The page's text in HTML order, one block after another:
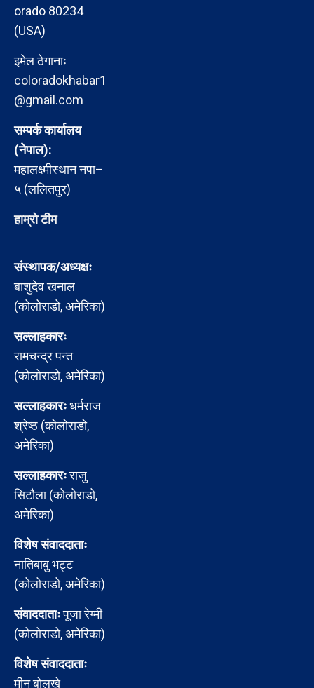
orado 80234
(USA)
इमेल ठेगानाः
coloradokhabar1
@gmail.com
सम्पर्क कार्यालय
(नेपाल):
महालक्ष्मीस्थान नपा–
५ (ललितपुर)
हाम्रो टीम
संस्थापक/अध्यक्षः
बाशुदेव खनाल
(कोलोराडो, अमेरिका)
सल्लाहकारः
रामचन्द्र पन्त
(कोलोराडो, अमेरिका)
सल्लाहकारःधर्मराज
श्रेष्ठ (कोलोराडो,
अमेरिका)
सल्लाहकारःराजु
सिटौला (कोलोराडो,
अमेरिका)
विशेष संवाददाताः
नातिबाबु भट्ट
(कोलोराडो, अमेरिका)
संवाददाताःपूजा रेग्मी
(कोलोराडो, अमेरिका)
विशेष संवाददाताः
मीन बोलखे